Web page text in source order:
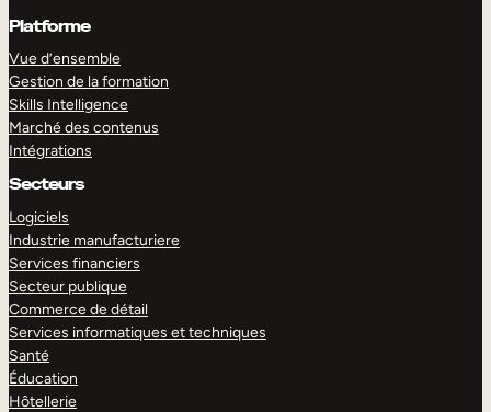
Platforme
Vue d’ensemble
Gestion de la formation
Skills Intelligence
Marché des contenus
Intégrations
Secteurs
Logiciels
Industrie manufacturiere
Services financiers
Secteur publique
Commerce de détail
Services informatiques et techniques
Santé
Éducation
Hôtellerie